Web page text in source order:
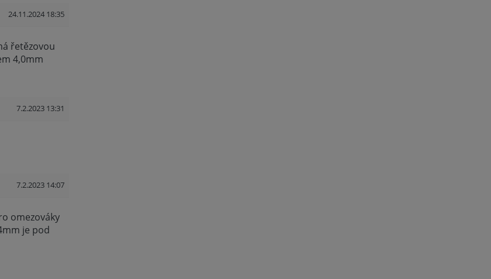
24.11.2024 18:35
řetězovou
4,0mm
7.2.2023 13:31
7.2.2023 14:07
omezováky
je pod